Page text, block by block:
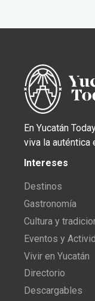
En Yucatán
viva la auténtica
Intereses
Destinos
Gastronomía
Cultura y
Eventos y
Vivir en Yucatán
Directorio
Descargables